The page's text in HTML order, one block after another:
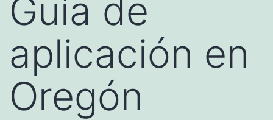
Guía de
aplicación en
Oregón